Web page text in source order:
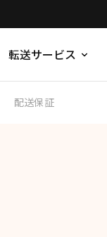
転送サービス
配送保証